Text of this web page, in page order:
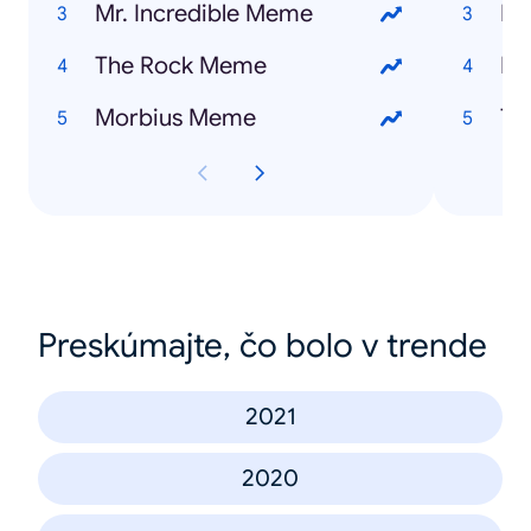
Mr. Incredible Meme
The Rock Meme
Morbius Meme
Preskúmajte, čo bolo v trende
2021
2020